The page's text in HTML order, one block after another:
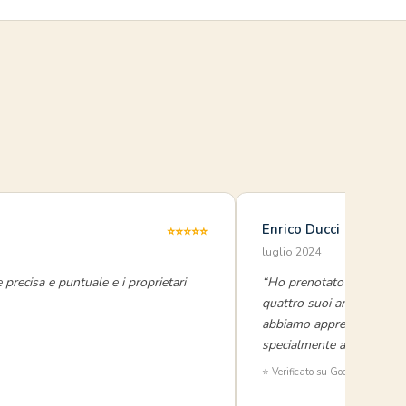
⭐⭐⭐⭐⭐
e puntuale e i proprietari
Enrico Ducci
luglio 2024
“Ho prenotato una
quattro suoi amici. I
abbiamo apprezzato
specialmente a Viviana!!!!”
⭐ Verificato su Google